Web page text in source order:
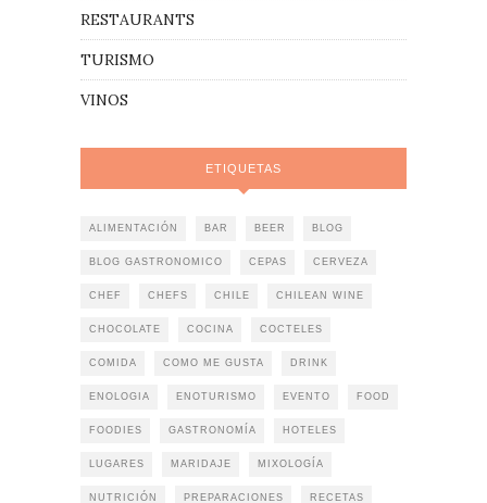
RESTAURANTS
TURISMO
VINOS
ETIQUETAS
ALIMENTACIÓN BAR BEER BLOG
BLOG GASTRONOMICO CEPAS CERVEZA
CHEF CHEFS CHILE CHILEAN WINE
CHOCOLATE COCINA COCTELES
COMIDA COMO ME GUSTA DRINK
ENOLOGIA ENOTURISMO EVENTO FOOD
FOODIES GASTRONOMÍA HOTELES
LUGARES MARIDAJE MIXOLOGÍA
NUTRICIÓN PREPARACIONES RECETAS